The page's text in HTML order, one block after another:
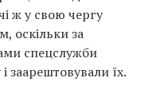
ж у свою чергу
оскільки за
спецслужби
заарештовували їх.